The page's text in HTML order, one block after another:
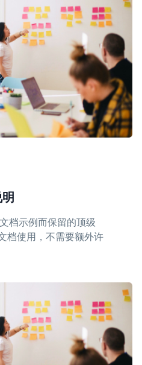
档示例而保留的顶级
档使用，不需要额外许